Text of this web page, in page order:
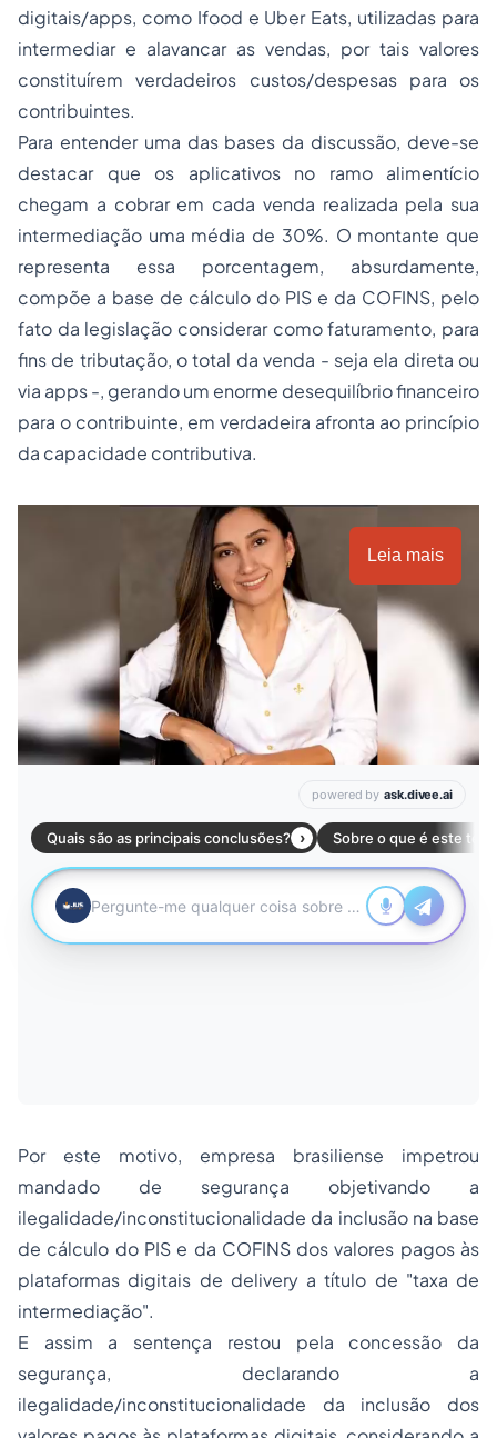
digitais/apps, como Ifood e Uber Eats, utilizadas para
intermediar e alavancar as vendas, por tais valores
constituírem verdadeiros custos/despesas para os
contribuintes.
Para entender uma das bases da discussão, deve-se
destacar que os aplicativos no ramo alimentício
chegam a cobrar em cada venda realizada pela sua
intermediação uma média de 30%. O montante que
representa essa porcentagem, absurdamente,
compõe a base de cálculo do PIS e da COFINS, pelo
fato da legislação considerar como faturamento, para
fins de tributação, o total da venda - seja ela direta ou
via apps -, gerando um enorme desequilíbrio financeiro
para o contribuinte, em verdadeira afronta ao princípio
da capacidade contributiva.
Leia mais
Por este motivo, empresa brasiliense impetrou
mandado de segurança objetivando a
ilegalidade/inconstitucionalidade da inclusão na base
de cálculo do PIS e da COFINS dos valores pagos às
plataformas digitais de delivery a título de "taxa de
intermediação".
E assim a sentença restou pela concessão da
segurança, declarando a
ilegalidade/inconstitucionalidade da inclusão dos